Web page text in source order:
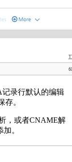
录行默认的编辑
存。
，或者CNAME解
。